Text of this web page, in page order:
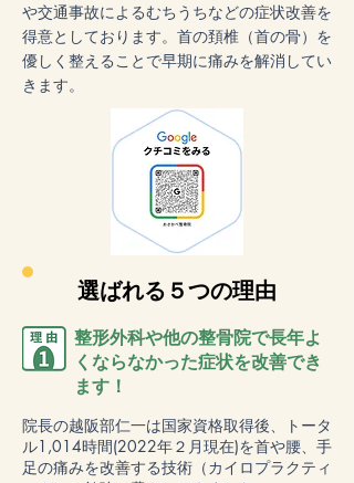
や交通事故によるむちうちなどの症状改善を
得意としております。 首の頚椎（首の骨）を
優しく整えることで早期に痛みを解消してい
きます。
選ばれる５つの理由
整形外科や他の整骨院で長年よ
くならなかった症状を改善でき
ます！
院長の越阪部仁一は国家資格取得後、トータ
ル1,014時間(2022年２月現在)を首や腰、手
足の痛みを改善する技術（カイロプラクティ